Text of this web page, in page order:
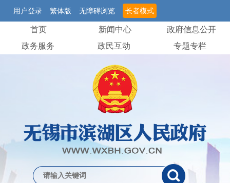
用户登录 繁体版 无障碍浏览 长者模式
首页 新闻中心
政府信息公开
政务服务
政民互动 专题专栏